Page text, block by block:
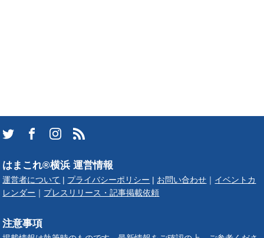
はまこれ®横浜 運営情報
運営者について プライバシーポリシー お問い合わせ
イベントカ
レンダー
プレスリリース・記事掲載依頼
注意事項